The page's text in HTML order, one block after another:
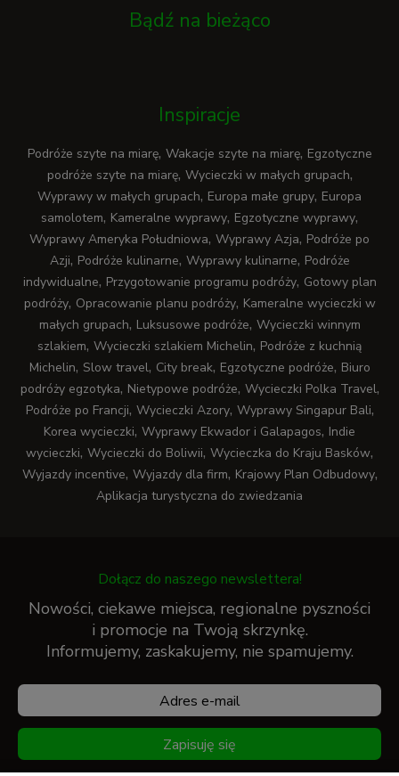
Bądź na bieżąco
Inspiracje
Podróże szyte na miarę, Wakacje szyte na miarę, Egzotyczne
podróże szyte na miarę, Wycieczki w małych grupach,
Wyprawy w małych grupach, Europa małe grupy, Europa
samolotem, Kameralne wyprawy, Egzotyczne wyprawy,
Wyprawy Ameryka Południowa, Wyprawy Azja, Podróże po
Azji, Podróże kulinarne, Wyprawy kulinarne, Podróże
indywidualne, Przygotowanie programu podróży, Gotowy plan
podróży, Opracowanie planu podróży, Kameralne wycieczki w
małych grupach, Luksusowe podróże, Wycieczki winnym
szlakiem, Wycieczki szlakiem Michelin, Podróże z kuchnią
Michelin, Slow travel, City break, Egzotyczne podróże, Biuro
podróży egzotyka, Nietypowe podróże, Wycieczki Polka Travel,
Podróże po Francji, Wycieczki Azory, Wyprawy Singapur Bali,
Korea wycieczki, Wyprawy Ekwador i Galapagos, Indie
wycieczki, Wycieczki do Boliwii, Wycieczka do Kraju Basków,
Wyjazdy incentive, Wyjazdy dla firm, Krajowy Plan Odbudowy,
Aplikacja turystyczna do zwiedzania
Dołącz do naszego newslettera!
Nowości, ciekawe miejsca, regionalne pyszności
i promocje na Twoją skrzynkę.
Informujemy, zaskakujemy, nie spamujemy.
Zapisuję się